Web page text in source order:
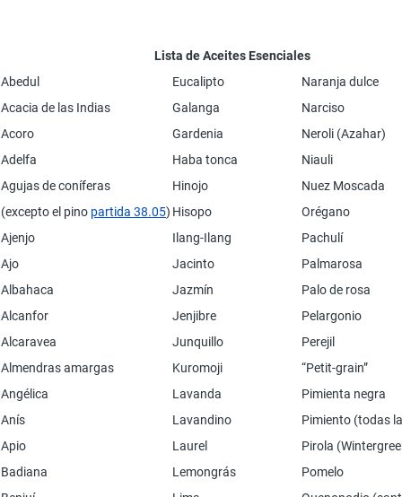
Lista de Aceites Esenciales
Abedul
Eucalipto
Naranja dulce
Acacia de las Indias
Galanga
Narciso
Acoro
Gardenia
Neroli (Azahar)
Adelfa
Haba tonca
Niauli
Agujas de coníferas
Hinojo
Nuez Moscada
(excepto el pino partida 38.05) Hisopo
Orégano
Ajenjo
Ilang-Ilang
Pachulí
Ajo
Jacinto
Palmarosa
Albahaca
Jazmín
Palo de rosa
Alcanfor
Jenjibre
Pelargonio
Alcaravea
Junquillo
Perejil
Almendras amargas
Kuromoji
“Petit-grain”
Angélica
Lavanda
Pimienta negra
Anís
Lavandino
Pimiento (todas
Apio
Laurel
Pirola
Badiana
Lemongrás
Pomelo